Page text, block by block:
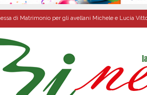
di Matrimonio per gli avellani Michele e Lucia
gli auguri speciali della famiglia Colucci
vive da oltre due secoli ATTUALITA'
d’intesa con la guardia Agroforestale